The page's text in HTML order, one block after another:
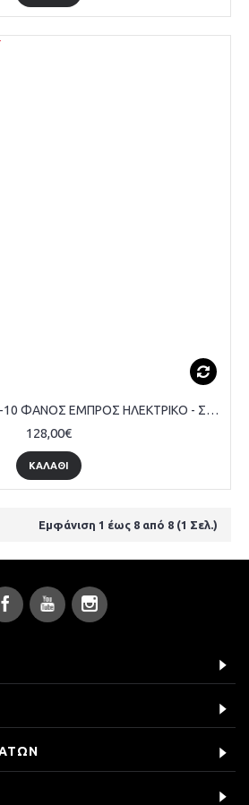
KIA CEED 5D/3D 2007-10 ΦΑΝΟΣ ΕΜΠΡΟΣ ΗΛΕΚΤΡΙΚΟ - ΣΥΝΟΔΗΓΟΥ
128,00€
ΚΑΛΆΘΙ
Εμφάνιση 1 έως 8 από 8 (1 Σελ.)